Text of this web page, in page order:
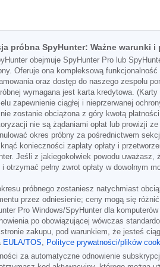
próbna SpyHunter: Ważne warunki
obejmuje SpyHunter Pro lub
Oferuje ona kompleksową
oraz dostęp do naszego zespołu
wymagana jest karta kredytowa.
zapewnienie ciągłej i nieprzerwanej
nie zostanie obciążona z góry kwotą
nie są żądaniami opłat lub prowizji
okres próbny za pośrednictwem
konieczności zapłaty opłaty i
Jeśli z jakiegokolwiek powodu
i otrzymać pełny zwrot opłaty w dowolnym
próbnego zostaniesz natychmiast
przez odniesienie; ceny mogą się
Pro Windows/SpyHunter dla
po obowiązującej wówczas
zakupu, pod warunkiem, że jesteś
EULA/TOS
Polityce prywatności/plików
za automatyczne odnowienie